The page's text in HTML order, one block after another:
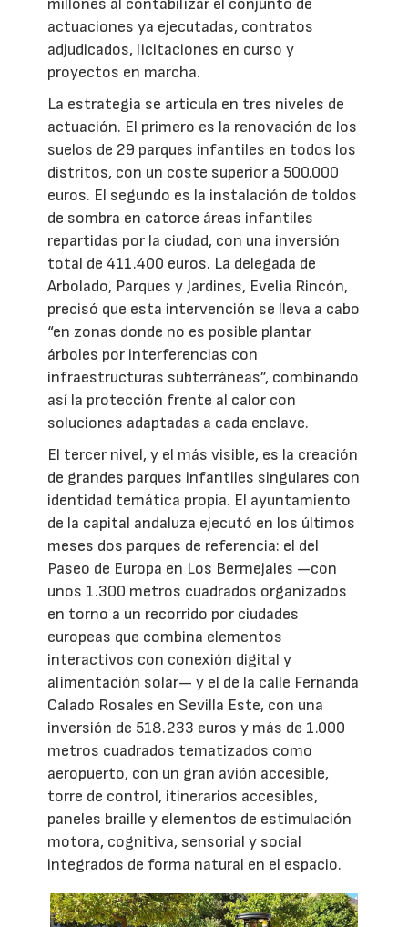
actuaciones ya ejecutadas, contratos
adjudicados, licitaciones en curso y
proyectos en marcha.
La estrategia se articula en tres niveles de
actuación. El primero es la renovación de los
suelos de 29 parques infantiles en todos los
distritos, con un coste superior a 500.000
euros. El segundo es la instalación de toldos
de sombra en catorce áreas infantiles
repartidas por la ciudad, con una inversión
total de 411.400 euros. La delegada de
Arbolado, Parques y Jardines, Evelia Rincón,
precisó que esta intervención se lleva a cabo
“en zonas donde no es posible plantar
árboles por interferencias con
infraestructuras subterráneas”, combinando
así la protección frente al calor con
soluciones adaptadas a cada enclave.
El tercer nivel, y el más visible, es la creación
de grandes parques infantiles singulares con
identidad temática propia. El ayuntamiento
de la capital andaluza ejecutó en los últimos
meses dos parques de referencia: el del
Paseo de Europa en Los Bermejales —con
unos 1.300 metros cuadrados organizados
en torno a un recorrido por ciudades
europeas que combina elementos
interactivos con conexión digital y
alimentación solar— y el de la calle Fernanda
Calado Rosales en Sevilla Este, con una
inversión de 518.233 euros y más de 1.000
metros cuadrados tematizados como
aeropuerto, con un gran avión accesible,
torre de control, itinerarios accesibles,
paneles braille y elementos de estimulación
motora, cognitiva, sensorial y social
integrados de forma natural en el espacio.